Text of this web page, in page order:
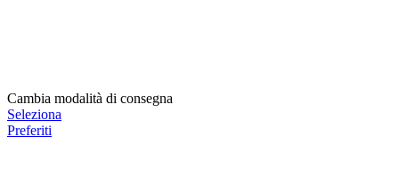
Cambia modalità di consegna
Seleziona
Preferiti